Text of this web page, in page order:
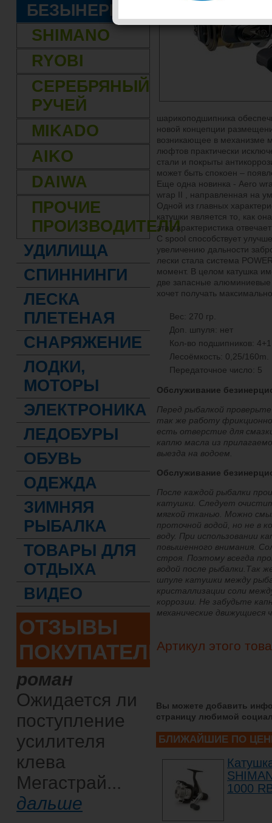
БЕЗЫНЕРЦИОННЫЕ
SHIMANO
RYOBI
СЕРЕБРЯНЫЙ
РУЧЕЙ
MIKADO
AIKO
DAIWA
ПРОЧИЕ
ПРОИЗВОДИТЕЛИ
УДИЛИЩА
СПИННИНГИ
ЛЕСКА
ПЛЕТЕНАЯ
СНАРЯЖЕНИЕ
ЛОДКИ,
МОТОРЫ
ЭЛЕКТРОНИКА
ЛЕДОБУРЫ
ОБУВЬ
ОДЕЖДА
ЗИМНЯЯ
РЫБАЛКА
ТОВАРЫ ДЛЯ
ОТДЫХА
ВИДЕО
ОТЗЫВЫ
ПОКУПАТЕЛЕЙ
роман
Ожидается ли
поступление
усилителя
клева
Мегастрай...
дальше
шарикоподшипника
новой концепции
возникающее в механизме
люфтов практически
стали и покрыты
может быть спокоен –
Еще одна новинка - Aero
wrap II , направленная на
Одной из главных
катушки является то, как
эта характеристика
C spool способствует
увеличению дальности
лески стала система
момент. В целом катушка
две запасные
хочет получать
Вес: 270 гр.
Доп. шпуля: нет
Кол-во подшипников:
Лесоёмкость: 0,25/160m.
Передаточное число: 5
Обслуживание
Перед рыбалкой
так же работу
есть отверстие для
каплю масла из
выезда на водоем.
Обслуживание
После каждой рыбалки
катушки. Следует
мягкой тканью. Можно
проточной водой, но не в
воду. При использовании
повышенного внимания.
строя. Поэтому всегда
водой после рыбалки.Так
шпуле катушки между
кристаллизации соли
коррозии. Не забудьте
механические движущиеся
Артикул этого
Вы можете добавить
страницу любимой
БЛИЖАЙШИЕ ПО
1000